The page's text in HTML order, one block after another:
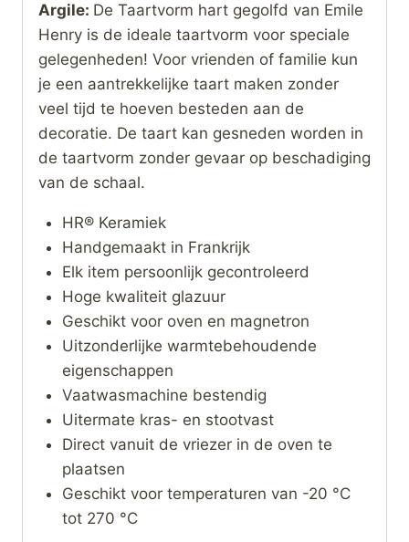
Argile: De Taartvorm hart gegolfd van Emile
Henry is de ideale taartvorm voor speciale
gelegenheden! Voor vrienden of familie kun
je een aantrekkelijke taart maken zonder
veel tijd te hoeven besteden aan de
decoratie. De taart kan gesneden worden in
de taartvorm zonder gevaar op beschadiging
van de schaal.
HR® Keramiek
Handgemaakt in Frankrijk
Elk item persoonlijk gecontroleerd
Hoge kwaliteit glazuur
Geschikt voor oven en magnetron
Uitzonderlijke warmtebehoudende
eigenschappen
Vaatwasmachine bestendig
Uitermate kras- en stootvast
Direct vanuit de vriezer in de oven te
plaatsen
Geschikt voor temperaturen van -20 °C
tot 270 °C